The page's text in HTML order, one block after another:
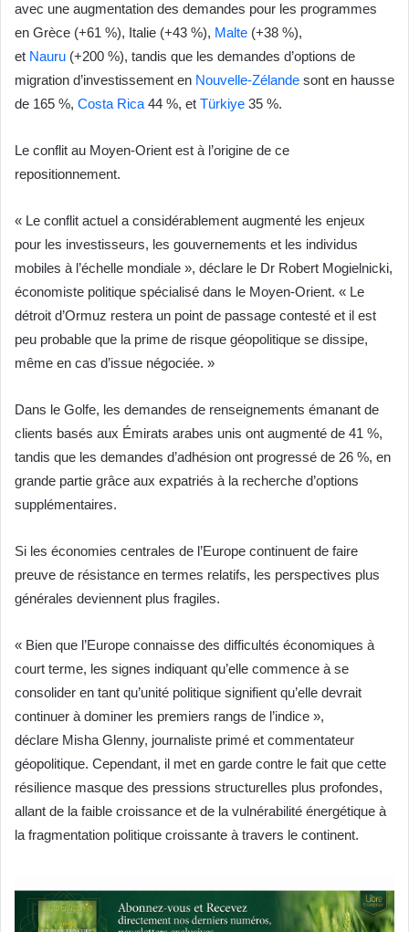
avec une augmentation des demandes pour les programmes
en Grèce (+61 %), Italie (+43 %), Malte (+38 %),
et Nauru (+200 %), tandis que les demandes d’options de
migration d’investissement en Nouvelle-Zélande sont en hausse
de 165 %, Costa Rica 44 %, et Türkiye 35 %.
Le conflit au Moyen-Orient est à l’origine de ce
repositionnement.
« Le conflit actuel a considérablement augmenté les enjeux
pour les investisseurs, les gouvernements et les individus
mobiles à l’échelle mondiale », déclare le Dr Robert Mogielnicki,
économiste politique spécialisé dans le Moyen-Orient. « Le
détroit d’Ormuz restera un point de passage contesté et il est
peu probable que la prime de risque géopolitique se dissipe,
même en cas d’issue négociée. »
Dans le Golfe, les demandes de renseignements émanant de
clients basés aux Émirats arabes unis ont augmenté de 41 %,
tandis que les demandes d’adhésion ont progressé de 26 %, en
grande partie grâce aux expatriés à la recherche d’options
supplémentaires.
Si les économies centrales de l’Europe continuent de faire
preuve de résistance en termes relatifs, les perspectives plus
générales deviennent plus fragiles.
« Bien que l’Europe connaisse des difficultés économiques à
court terme, les signes indiquant qu’elle commence à se
consolider en tant qu’unité politique signifient qu’elle devrait
continuer à dominer les premiers rangs de l’indice »,
déclare Misha Glenny, journaliste primé et commentateur
géopolitique. Cependant, il met en garde contre le fait que cette
résilience masque des pressions structurelles plus profondes,
allant de la faible croissance et de la vulnérabilité énergétique à
la fragmentation politique croissante à travers le continent.